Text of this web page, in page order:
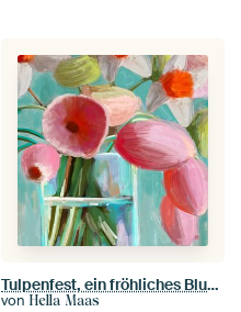
Tulpenfest, ein fröhliches Blumenbild in hübschen Pastelltönen. Malen mit Tulpen.
von Hella Maas